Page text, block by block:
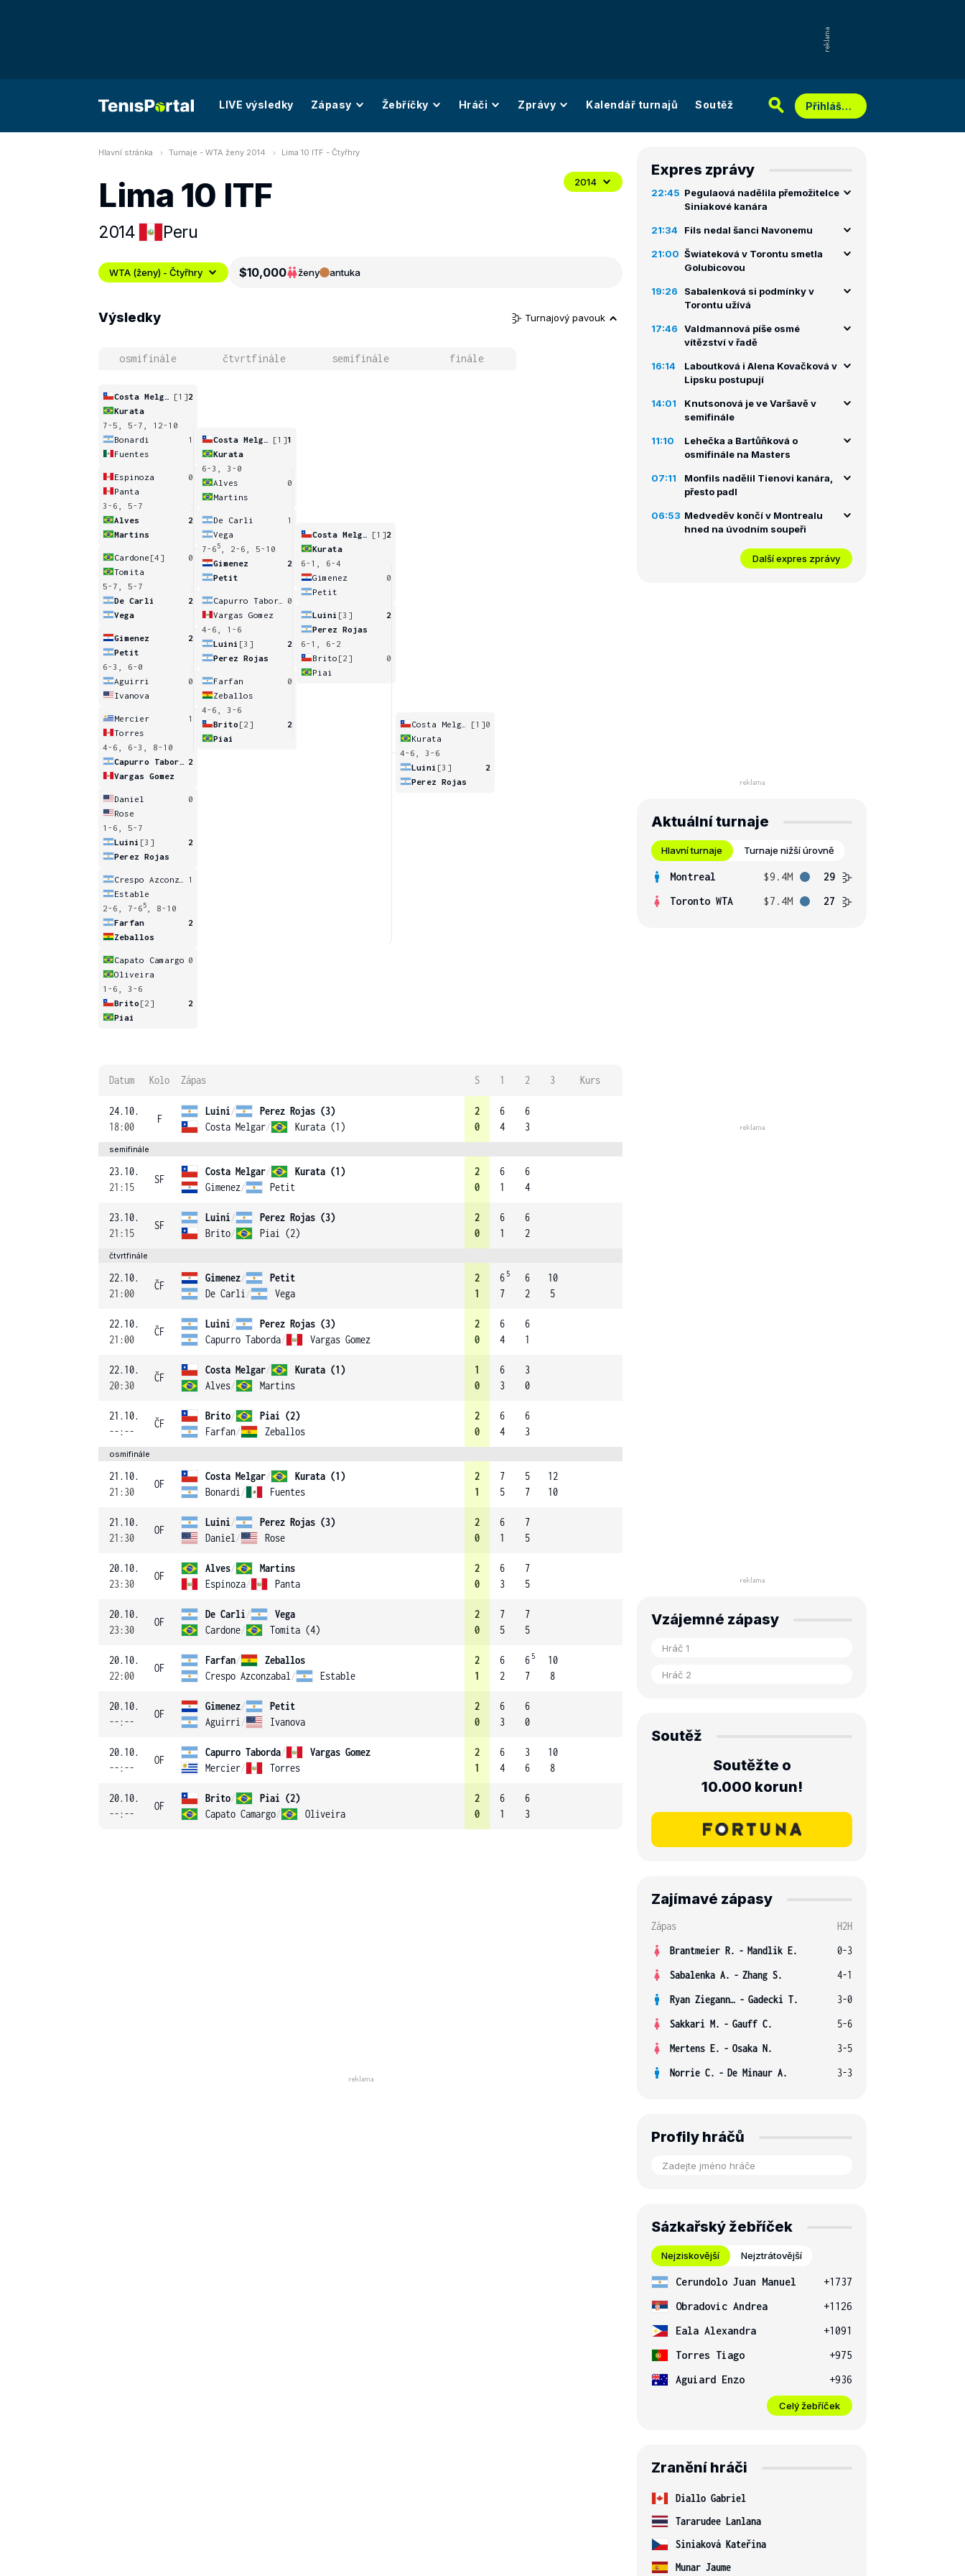
LIVE výsledky Zápasy Žebříčky Hráči Zprávy Kalendář turnajů Soutěž Přihlášení
Hlavní stránka Turnaje - WTA ženy 2014 Lima 10 ITF - Čtyřhry
Lima 10 ITF
2014 Peru
2014
WTA (ženy) - Čtyřhry $10,000 ženy antuka
Výsledky Turnajový pavouk
osmifinále čtvrtfinále semifinále finále
[1]2
Kurata
7-5, 5-7, 12-10
Bonardi
1
Fuentes
Espinoza
0
Panta
3-6, 5-7
Alves
2
Martins
Cardone [4]
0
Tomita
5-7, 5-7
De Carli
2
Vega
Gimenez
2
Petit
6-3, 6-0
Aguirri
0
Ivanova
Mercier
1
Torres
4-6, 6-3, 8-10
2
Vargas Gomez
Daniel
0
Rose
1-6, 5-7
Luini [3]
2
Perez Rojas
1
Estable
2-6, 7-6 5
, 8-10
Farfan
2
Zeballos
Capato Camargo 0
Oliveira
1-6, 3-6
Brito [2]
2
Piai
[1]1
Kurata
6-3, 3-0
Alves
0
Martins
De Carli
1
Vega
7-6 5
, 2-6, 5-10
Gimenez
2
Petit
0
Vargas Gomez
4-6, 1-6
Luini [3]
2
Perez Rojas
Farfan
0
Zeballos
4-6, 3-6
Brito [2]
2
Piai
[1]2
Kurata
6-1, 6-4
Gimenez
0
Petit
Luini [3]
2
Perez Rojas
6-1, 6-2
Brito [2]
0
Piai
[1]0
Kurata
4-6, 3-6
Luini [3]
2
Perez Rojas
Datum Kolo Zápas S 1 2 3 Kurs
24.10.
18:00
F
Luini/
Perez Rojas (3)
Costa Melgar/ Kurata (1)
2
0
6
4
6
3
semifinále
23.10.
21:15
SF
Costa Melgar/
Kurata (1)
Gimenez/ Petit
2
0
6
1
6
4
23.10.
21:15
SF
Luini/
Perez Rojas (3)
Brito/ Piai (2)
2
0
6
1
6
2
čtvrtfinále
22.10.
21:00
ČF
Gimenez/
Petit
De Carli / Vega
2
1
6 5
7
6
2
10
5
22.10.
21:00
ČF
Luini/
Perez Rojas (3)
Capurro Taborda/ Vargas Gomez
2
0
6
4
6
1
22.10.
20:30
ČF
Costa Melgar/
Kurata (1)
Alves/ Martins
1
0
6
3
3
0
21.10.
--:--
ČF
Brito/
Piai (2)
Farfan/ Zeballos
2
0
6
4
6
3
osmifinále
21.10.
21:30
OF
Costa Melgar/
Kurata (1)
Bonardi / Fuentes
2
1
7
5
5
7
12
10
21.10.
21:30
OF
Luini/
Perez Rojas (3)
Daniel / Rose
2
0
6
1
7
5
20.10.
23:30
OF
Alves/
Martins
Espinoza/ Panta
2
0
6
3
7
5
20.10.
23:30
OF
De Carli/
Vega
Cardone/ Tomita (4)
2
0
7
5
7
5
20.10.
22:00
OF
Farfan/
Zeballos
Crespo Azconzabal / Estable
2
1
6
2
6 5
7
10
8
20.10.
--:--
OF
Gimenez/
Petit
Aguirri / Ivanova
2
0
6
3
6
0
20.10.
--:--
OF
Capurro Taborda/
Vargas Gomez
Mercier/ Torres
2
1
6
4
3
6
10
8
20.10.
--:--
OF
Brito/
Piai (2)
Capato Camargo/ Oliveira
2
0
6
1
6
3
Expres zprávy
22:45 Pegulaová nadělila přemožitelce
Siniakové kanára
21:34 Fils nedal šanci Navonemu
21:00 Šwiateková v Torontu smetla
Golubicovou
19:26
Sabalenková si podmínky v
Torontu užívá
17:46
Valdmannová píše osmé
vítězství v řadě
16:14
Laboutková i Alena Kovačková v
Lipsku postupují
14:01
Knutsonová je ve Varšavě v
semifinále
11:10
Lehečka a Bartůňková o
osmifinále na Masters
07:11
Monfils nadělil Tienovi kanára,
přesto padl
06:53 Medveděv končí v Montrealu
hned na úvodním soupeři
Další expres zprávy
Aktuální turnaje
Hlavní turnaje Turnaje nižší úrovně
Montreal $9.4M
29
Toronto WTA
$7.4M 27
Vzájemné zápasy
Soutěž
Soutěžte o
10.000 korun!
Zajímavé zápasy
Zápas
H2H
Brantmeier R. - Mandlik E.
0-3
Sabalenka A. - Zhang S.
4-1
Ryan Ziegann S. - Gadecki T.
3-0
Sakkari M. - Gauff C.
5-6
Mertens E. - Osaka N.
3-5
Norrie C. - De Minaur A. 3-3
Profily hráčů
Sázkařský žebříček
Nejziskovější Nejztrátovější
Cerundolo Juan Manuel
+1737
Obradovic Andrea
+1126
Eala Alexandra
+1091
Torres Tiago
+975
Aguiard Enzo
+936
Celý žebříček
Zranění hráči
Diallo Gabriel
Tararudee Lanlana
Siniaková Kateřina
Munar Jaume